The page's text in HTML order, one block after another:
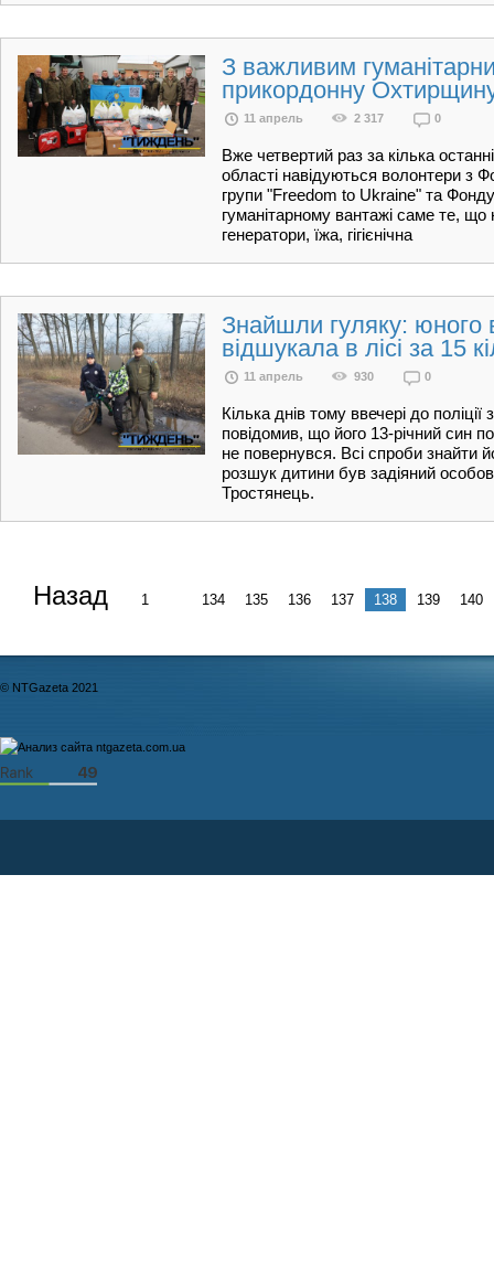
З важливим
прикордонну
11 апрель 2 317 0
Вже четвертий раз за кілька
області навідуються волонтери з
групи "Freedom to Ukraine" та
гуманітарному вантажі саме те,
генератори, їжа, гігієнічна
Знайшли гуляку: юного
відшукала в лісі за 15
11 апрель 930 0
Кілька днів тому ввечері до
повідомив, що його 13-річний син
не повернувся. Всі спроби знайти
розшук дитини був задіяний
Тростянець.
Назад 1 134 135 136 137 138 139 140
© NTGazeta 2021